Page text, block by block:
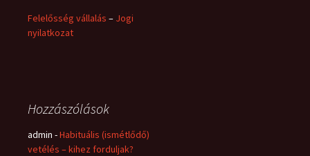
Felelősség vállalás – Jogi
nyilatkozat
Hozzászólások
admin -Habituális (ismétlődő)
vetélés – kihez forduljak?